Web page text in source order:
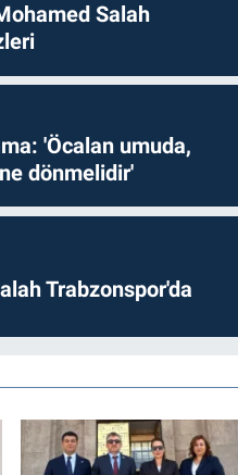
Salah
'Öcalan umuda,
dönmelidir'
Trabzonspor'da